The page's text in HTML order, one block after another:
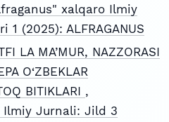
xalqaro Ilmiy
(2025): ALFRAGANUS
LA MA’MUR, NAZZORASI
O‘ZBEKLAR
BITIKLARI ,
Ilmiy Jurnali: Jild 3